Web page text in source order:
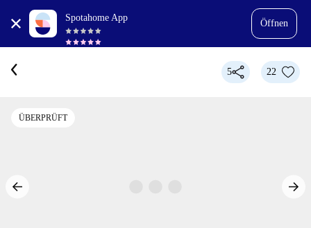
Spotahome App
Öffnen
5 22
ÜBERPRÜFT